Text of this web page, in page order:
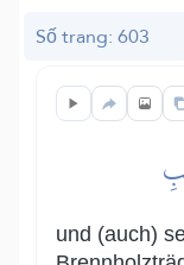
Số trang: 603
und (auch)